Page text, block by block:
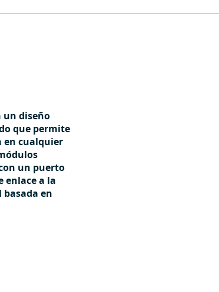
un diseño
que permite
en cualquier
un puerto
enlace a la
en